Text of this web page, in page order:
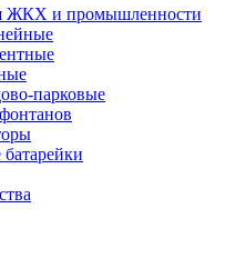
ЖКХ и промышленности
парковые